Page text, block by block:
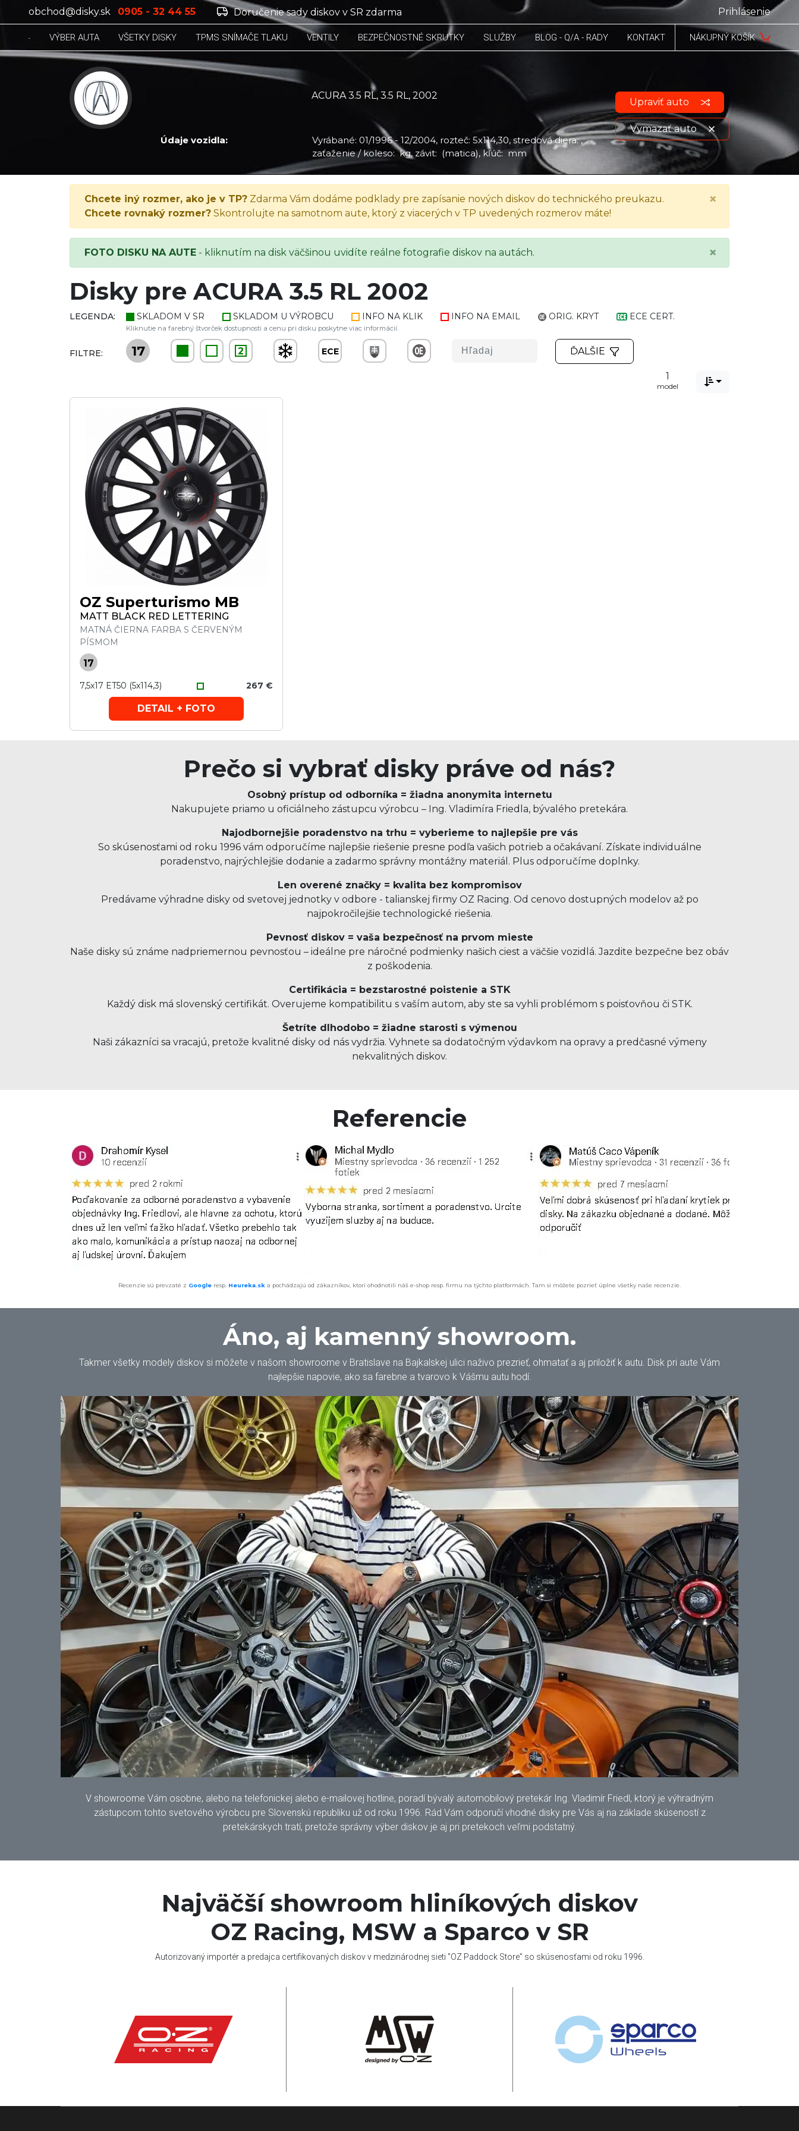
obchod@disky.sk 0905 - 32 44 55 Doručenie sady diskov v SR zdarma Prihlásenie
VÝBER AUTA VŠETKY DISKY TPMS SNÍMAČE TLAKU VENTILY BEZPEČNOSTNÉ SKRUTKY SLUŽBY BLOG - Q/A - RADY KONTAKT NÁKUPNÝ KOŠÍK
ACURA 3.5 RL, 3.5 RL, 2002
Údaje vozidla:
Vyrábané: 01/1996 - 12/2004, rozteč: 5x114,30, stredová diera: ,
zaťaženie / koleso: kg, závit: (matica), kľúč: mm
Upraviť auto
Vymazať auto
ACURA 3.5 RL, 3.5 RL, 2002
Zobraziť údaje o vozidle
Chcete iný rozmer, ako je v TP? Zdarma Vám dodáme podklady pre zapísanie nových diskov do technického preukazu.
Chcete rovnaký rozmer? Skontrolujte na samotnom aute, ktorý z viacerých v TP uvedených rozmerov máte!
×
FOTO DISKU NA AUTE - kliknutím na disk väčšinou uvidíte reálne fotografie diskov na autách. ×
Disky pre ACURA 3.5 RL 2002
LEGENDA: SKLADOM V SR SKLADOM U VÝROBCU INFO NA KLIK INFO NA EMAIL ORIG. KRYT ECE CERT.
Kliknutie na farebný štvorček dostupnosti a cenu pri disku poskytne viac informácií.
FILTRE: 17 2 ECE ĎALŠIE
1
model 
OZ Superturismo MB
MATT BLACK RED LETTERING
MATNÁ ČIERNA FARBA S ČERVENÝM
PÍSMOM
17
7,5x17 ET50 (5x114,3) 267 €
DETAIL + FOTO
Prečo si vybrať disky práve od nás?
Osobný prístup od odborníka = žiadna anonymita internetu
Nakupujete priamo u oficiálneho zástupcu výrobcu – Ing. Vladimíra Friedla, bývalého pretekára.
Najodbornejšie poradenstvo na trhu = vyberieme to najlepšie pre vás
So skúsenosťami od roku 1996 vám odporučíme najlepšie riešenie presne podľa vašich potrieb a očakávaní. Získate individuálne
poradenstvo, najrýchlejšie dodanie a zadarmo správny montážny materiál. Plus odporučíme doplnky.
Len overené značky = kvalita bez kompromisov
Predávame výhradne disky od svetovej jednotky v odbore - talianskej firmy OZ Racing. Od cenovo dostupných modelov až po
najpokročilejšie technologické riešenia.
Pevnosť diskov = vaša bezpečnosť na prvom mieste
Naše disky sú známe nadpriemernou pevnosťou – ideálne pre náročné podmienky našich ciest a väčšie vozidlá. Jazdite bezpečne bez obáv
z poškodenia.
Certifikácia = bezstarostné poistenie a STK
Každý disk má slovenský certifikát. Overujeme kompatibilitu s vaším autom, aby ste sa vyhli problémom s poisťovňou či STK.
Šetríte dlhodobo = žiadne starosti s výmenou
Naši zákazníci sa vracajú, pretože kvalitné disky od nás vydržia. Vyhnete sa dodatočným výdavkom na opravy a predčasné výmeny
nekvalitných diskov.
Referencie
Recenzie sú prevzaté z Google resp. Heureka.sk a pochádzajú od zákazníkov, ktorí ohodnotili náš e-shop resp. firmu na týchto platformách. Tam si môžete pozrieť úplne všetky naše recenzie.
Áno, aj kamenný showroom.
Takmer všetky modely diskov si môžete v našom showroome v Bratislave na Bajkalskej ulici naživo prezrieť, ohmatať a aj priložiť k autu. Disk pri aute Vám
najlepšie napovie, ako sa farebne a tvarovo k Vášmu autu hodí.
V showroome Vám osobne, alebo na telefonickej alebo e-mailovej hotline, poradí bývalý automobilový pretekár Ing. Vladimír Friedl, ktorý je výhradným
zástupcom tohto svetového výrobcu pre Slovenskú republiku už od roku 1996. Rád Vám odporučí vhodné disky pre Vás aj na základe skúseností z
pretekárskych tratí, pretože správny výber diskov je aj pri pretekoch veľmi podstatný.
Najväčší showroom hliníkových diskov
OZ Racing, MSW a Sparco v SR
Autorizovaný importér a predajca certifikovaných diskov v medzinárodnej sieti "OZ Paddock Store" so skúsenosťami od roku 1996.